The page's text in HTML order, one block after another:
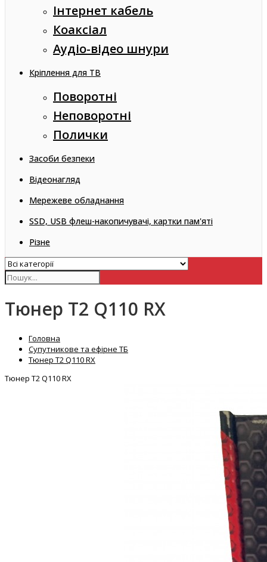
Інтернет кабель
Коаксіал
Аудіо-відео шнури
Кріплення для ТВ
Поворотні
Неповоротні
Полички
Засоби безпеки
Відеонагляд
Мережеве обладнання
SSD, USB флеш-накопичувачі, картки пам'яті
Різне
Тюнер T2 Q110 RX
Головна
Супутникове та ефірне ТБ
Тюнер T2 Q110 RX
Тюнер T2 Q110 RX